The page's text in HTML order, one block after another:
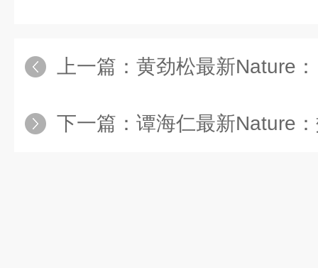
上一篇： 黄劲松最新Nature：自供电钙钛矿光
下一篇： 谭海仁最新Nature：效率25.3%的